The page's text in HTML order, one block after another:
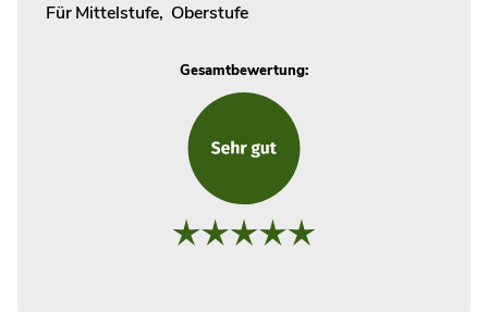
Für Mittelstufe, Oberstufe
Gesamtbewertung: